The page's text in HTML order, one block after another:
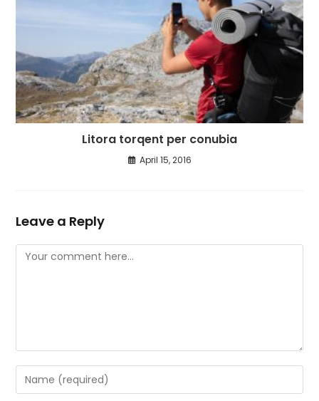
Litora torqent per conubia
April 15, 2016
Leave a Reply
Comment
Enter
your